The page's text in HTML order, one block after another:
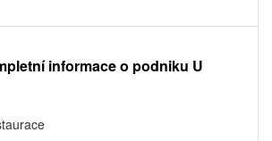
informace o podniku U